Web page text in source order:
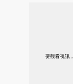
要觀看視訊